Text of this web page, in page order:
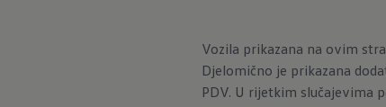
Vozila prikazana na ovim
Djelomično je prikazana
PDV. U rijetkim slučajevima